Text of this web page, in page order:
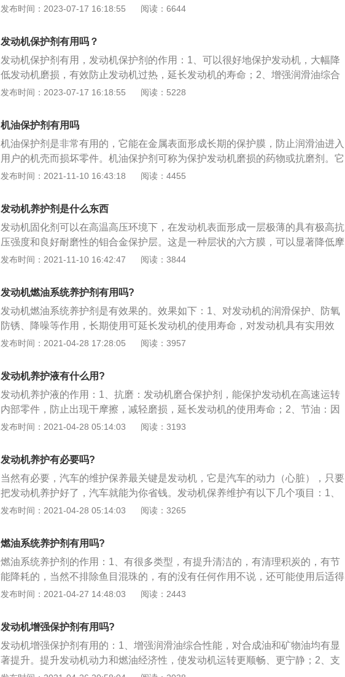
抗磨剂。它能有效地减少零件磨损或腐蚀，抑制胶体、泥浆和其他沉积物的形
损，润滑，降低噪音，改善发动机动力和燃油性能，预防机油和洁净碳。市面上
有许多品牌和其他配方，但其工作原理基本一致，在金属表面形成薄薄的一层，
形成高抗压强度和高耐磨性的保护层，保护发动机零件。
发布时间：2023-07-17 16:18:55 阅读：6644
发动机保护剂有用吗？
发动机保护剂有用，发动机保护剂的作用：1、可以很好地保护发动机，大幅降
低发动机磨损，有效防止发动机过热，延长发动机的寿命；2、增强润滑油综合
性能，对于合成油和矿物油均有显着的提升；3、提升发动机的动力和燃油经济
的生成；5、具有良好的抗氧化性能，可以有效地抑制润滑油的氧化降解，同时
还可以减少高温沉积物和低温油泥的形成，对发动机形成超强的综合保护。
发布时间：2023-07-17 16:18:55 阅读：5228
机油保护剂有用吗
机油保护剂是非常有用的，它能在金属表面形成长期的保护膜，防止润滑油进入
用户的机壳而损坏零件。机油保护剂可称为保护发动机磨损的药物或抗磨剂。它
能有效地减少零件磨损或腐蚀，抑制胶体、泥浆和其他沉积物的形成，防止粘
改善发动机动力和燃油性能，预防机油和洁净碳。市面上有许多品牌和其他配
方，但其工作原理基本一致，在金属表面形成薄薄的一层，形成高抗压强度和高
耐磨性的保护层，保护发动机零件。
发布时间：2021-11-10 16:43:18 阅读：4455
发动机养护剂是什么东西
发动机固化剂可以在高温高压环境下，在发动机表面形成一层极薄的具有极高抗
压强度和良好耐磨性的钼合金保护层。这是一种层状的六方膜，可以显著降低摩
擦系数，使润滑油中的残渣随时修复磨损的六方膜。钼合金保护层和六角膜在高
机的内耗。显著提高润滑油的抗氧化性，有效抑制润滑油的氧化降解，减少高温
沉积物和低温油泥的形成，对发动机形成超全面的保护。发动机固化剂的优点:保
护发动机，大大减少磨损，防止发动机过热，延长发动机寿命；提高润滑油的综
合性能，明显改善合成油和矿物油。提高发动机功率和燃油经济性，使发动机运
行更加平稳、安静。
发布时间：2021-11-10 16:42:47 阅读：3844
发动机燃油系统养护剂有用吗?
发动机燃油系统养护剂是有效果的。效果如下：1、对发动机的润滑保护、防氧
防锈、降噪等作用，长期使用可延长发动机的使用寿命，对发动机具有实用效
果；2、燃油系统养护剂中的胺类物质可以清洁发动机系统中长时间累计的积碳
常；3、燃油系统养护剂可以在一定程度上提高燃料的辛烷值，减少或消除由于
燃料辛烷值不足而引起的发动机爆震。
发布时间：2021-04-28 17:28:05 阅读：3957
发动机养护液有什么用?
发动机养护液的作用：1、抗磨：发动机磨合保护剂，能保护发动机在高速运转
内部零件，防止出现干摩擦，减轻磨损，延长发动机的使用寿命；2、节油：因
为提高了机油的润滑性，减小了机件之间的摩擦，提高了机械效率，从而降低了
力，还能改善汽车在低温启动时的效率；4、降噪：能有效的降低发动机因摩擦
或者机油润滑性能下降后所产生的噪音；5、清净：发动机磨合保护剂独有的洁
净分散作用，能溶解和清洁活塞环、节气门等部位的积碳和胶质，能有效的保护
发动机的精密部件；
发布时间：2021-04-28 05:14:03 阅读：3193
发动机养护有必要吗?
当然有必要，汽车的维护保养最关键是发动机，它是汽车的动力（心脏），只要
把发动机养护好了，汽车就能为你省钱。发动机保养维护有以下几个项目：1、
机油：能对发动机起到润滑、清洁、冷却、密封、减磨等作用，对于降低发动机
量的胶质、杂质、水分和添加剂，在发动机工作过程中，各部件摩擦产生的金属
屑、吸入空气中的杂质、机油氧化物等，都是机油滤芯过滤的对象；3、汽油滤
芯：其作用是为发动机提供清洁的燃油，过滤掉汽油的水分及杂质，从而使发动
机性能达到最优化，同时也为发动机提供了最佳保护。
发布时间：2021-04-28 05:14:03 阅读：3265
燃油系统养护剂有用吗?
燃油系统养护剂的作用：1、有很多类型，有提升清洁的，有清理积炭的，有节
能降耗的，当然不排除鱼目混珠的，有的没有任何作用不说，还可能使用后适得
其反；2、特别些积炭很久的老车，万一用了可以真的清理下积炭的添加剂，发
是损害发动机的元凶，甚至造成不可逆的拉缸破坏活塞损伤。
发布时间：2021-04-27 14:48:03 阅读：2443
发动机增强保护剂有用吗?
发动机增强保护剂有用的：1、增强润滑油综合性能，对合成油和矿物油均有显
著提升。提升发动机动力和燃油经济性，使发动机运转更顺畅、更宁静；2、支
持氧传感器和三元催化转化装置，降低尾气排放。抗磨（防止发动机内各金属元